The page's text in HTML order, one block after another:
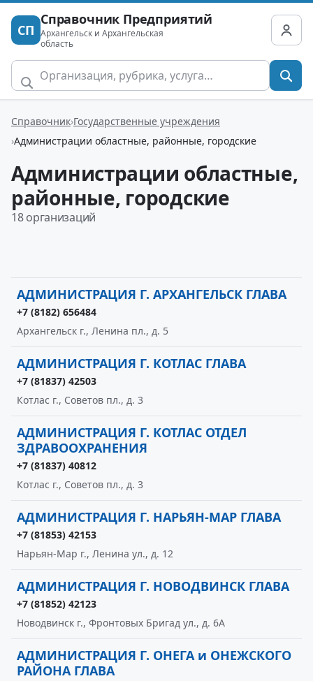
СП
Справочник Предприятий
Архангельск и Архангельская
область
Справочник Государственные учреждения
Администрации областные, районные, городские
Администрации областные,
районные, городские
18 организаций
АДМИНИСТРАЦИЯ Г. АРХАНГЕЛЬСК ГЛАВА
+7 (8182) 656484
Архангельск г., Ленина пл., д. 5
АДМИНИСТРАЦИЯ Г. КОТЛАС ГЛАВА
+7 (81837) 42503
Котлас г., Советов пл., д. 3
АДМИНИСТРАЦИЯ Г. КОТЛАС ОТДЕЛ
ЗДРАВООХРАНЕНИЯ
+7 (81837) 40812
Котлас г., Советов пл., д. 3
АДМИНИСТРАЦИЯ Г. НАРЬЯН-МАР ГЛАВА
+7 (81853) 42153
Нарьян-Мар г., Ленина ул., д. 12
АДМИНИСТРАЦИЯ Г. НОВОДВИНСК ГЛАВА
+7 (81852) 42123
Новодвинск г., Фронтовых Бригад ул., д. 6А
АДМИНИСТРАЦИЯ Г. ОНЕГА и ОНЕЖСКОГО
РАЙОНА ГЛАВА